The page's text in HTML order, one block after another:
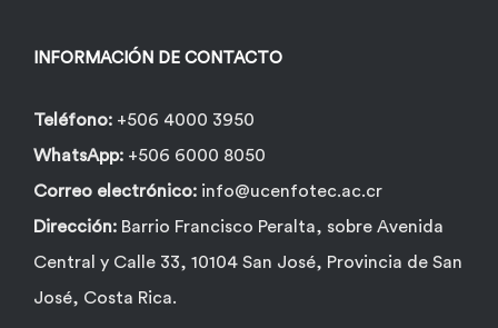
INFORMACIÓN DE CONTACTO
Teléfono: +506 4000 3950
WhatsApp: +506 6000 8050
Correo electrónico: info@ucenfotec.ac.cr
Dirección: Barrio Francisco Peralta, sobre Avenida
Central y Calle 33, 10104 San José, Provincia de San
José, Costa Rica.